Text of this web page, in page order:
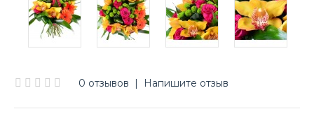
0 отзывов | Напишите отзыв